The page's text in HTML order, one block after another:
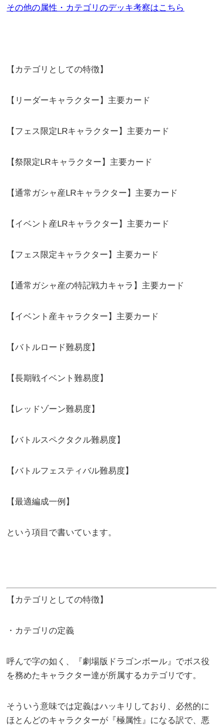
その他の属性・カテゴリのデッキ考察はこちら
【カテゴリとしての特徴】
【リーダーキャラクター】主要カード
【フェス限定LRキャラクター】主要カード
【祭限定LRキャラクター】主要カード
【通常ガシャ産LRキャラクター】主要カード
【イベント産LRキャラクター】主要カード
【フェス限定キャラクター】主要カード
【通常ガシャ産の特記戦力キャラ】主要カード
【イベント産キャラクター】主要カード
【バトルロード難易度】
【長期戦イベント難易度】
【レッドゾーン難易度】
【バトルスペクタクル難易度】
【バトルフェスティバル難易度】
【最適編成一例】
という項目で書いています。
【カテゴリとしての特徴】
・カテゴリの定義
呼んで字の如く、『劇場版ドラゴンボール』でボス役
を務めたキャラクター達が所属するカテゴリです。
そういう意味では定義はハッキリしており、必然的に
ほとんどのキャラクターが『極属性』になる訳で、悪